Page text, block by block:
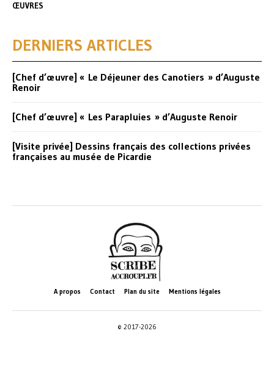
ŒUVRES
DERNIERS ARTICLES
[Chef d’œuvre] « Le Déjeuner des Canotiers » d’Auguste
Renoir
[Chef d’œuvre] « Les Parapluies » d’Auguste Renoir
[Visite privée] Dessins français des collections privées
françaises au musée de Picardie
A propos Contact Plan du site Mentions légales
© 2017-2026